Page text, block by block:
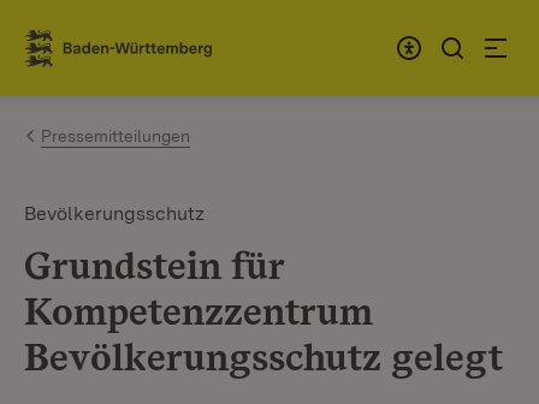
Zum Inhalt springen
Link zur Startseite
Pressemitteilungen
Bevölkerungsschutz
Grundstein für
Kompetenzzentrum
Bevölkerungsschutz gelegt